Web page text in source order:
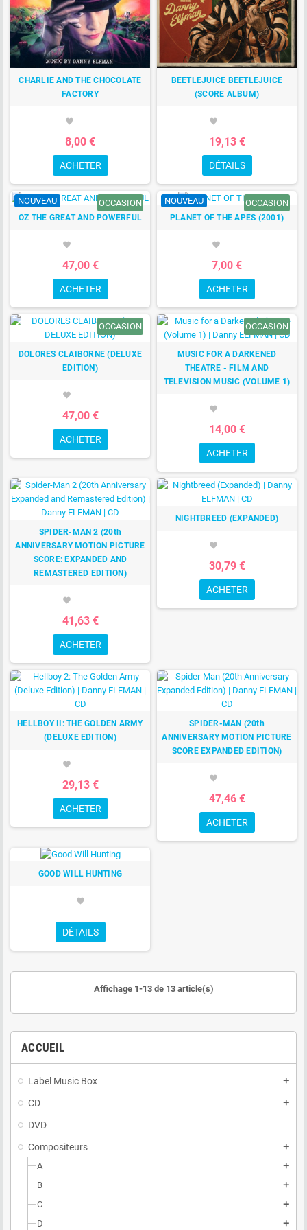
ACCUEIL
Label Music Box add
CD add
DVD
Compositeurs
add
A add
B add
C add
D add
CHARLIE AND THE CHOCOLATE
FACTORY
favorite
8,00 €
ACHETER
BEETLEJUICE BEETLEJUICE
(SCORE ALBUM)
favorite
19,13 €
DÉTAILS
NOUVEAU OCCASION
OZ THE GREAT AND POWERFUL
favorite
47,00 €
ACHETER
NOUVEAU OCCASION
PLANET OF THE APES (2001)
favorite
7,00 €
ACHETER
OCCASION
DOLORES CLAIBORNE (DELUXE
EDITION)
favorite
47,00 €
ACHETER
OCCASION
MUSIC FOR A DARKENED
THEATRE - FILM AND
TELEVISION MUSIC (VOLUME 1)
favorite
14,00 €
ACHETER
SPIDER-MAN 2 (20th
ANNIVERSARY MOTION PICTURE
SCORE: EXPANDED AND
REMASTERED EDITION)
favorite
41,63 €
ACHETER
NIGHTBREED (EXPANDED)
favorite
30,79 €
ACHETER
HELLBOY II: THE GOLDEN ARMY
(DELUXE EDITION)
favorite
29,13 €
ACHETER
SPIDER-MAN (20th
ANNIVERSARY MOTION PICTURE
SCORE EXPANDED EDITION)
favorite
47,46 €
ACHETER
GOOD WILL HUNTING
favorite
DÉTAILS
Affichage 1-13 de 13 article(s)